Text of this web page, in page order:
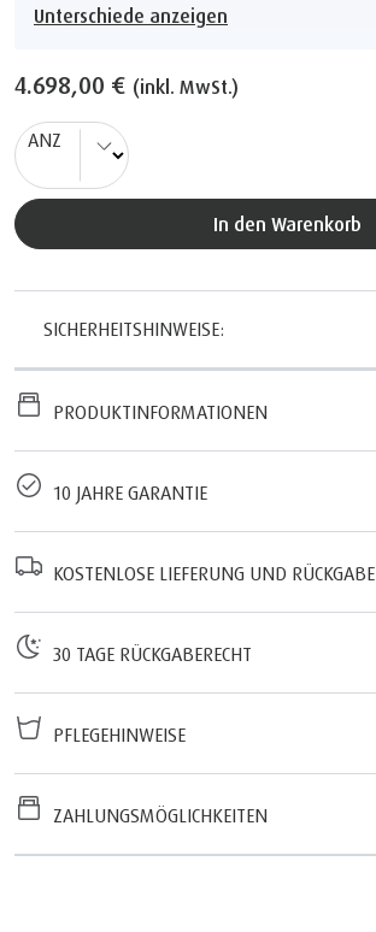
Unterschiede anzeigen
4.698,00 € (inkl. MwSt.)
ANZ
In den Warenkorb
SICHERHEITSHINWEISE:
PRODUKTINFORMATIONEN
10 JAHRE GARANTIE
KOSTENLOSE LIEFERUNG UND RÜCKGABE
30 TAGE RÜCKGABERECHT
PFLEGEHINWEISE
ZAHLUNGSMÖGLICHKEITEN